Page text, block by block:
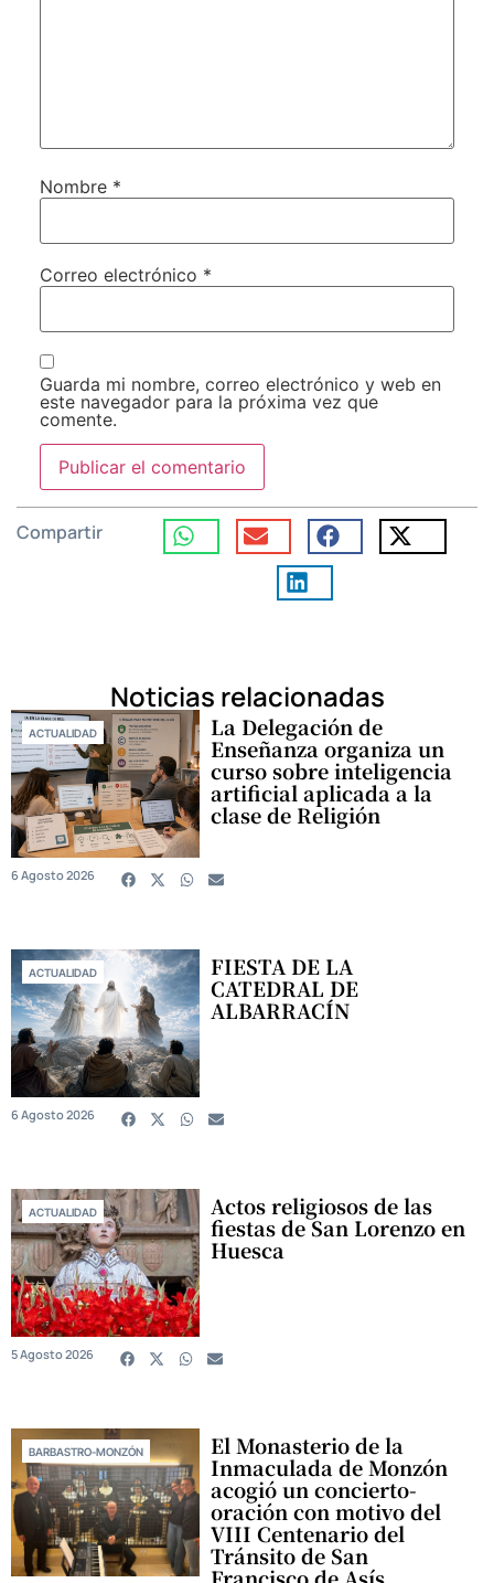
Nombre *
Correo electrónico *
Guarda mi nombre, correo electrónico y web en
este navegador para la próxima vez que
comente.
Compartir
Noticias relacionadas
ACTUALIDAD La Delegación de
Enseñanza organiza un
curso sobre inteligencia
artificial aplicada a la
clase de Religión
6 Agosto 2026
ACTUALIDAD FIESTA DE LA
CATEDRAL DE
ALBARRACÍN
6 Agosto 2026
ACTUALIDAD Actos religiosos de las
fiestas de San Lorenzo en
Huesca
5 Agosto 2026
BARBASTRO-MONZÓN El Monasterio de la
Inmaculada de Monzón
acogió un concierto-
oración con motivo del
VIII Centenario del
Tránsito de San